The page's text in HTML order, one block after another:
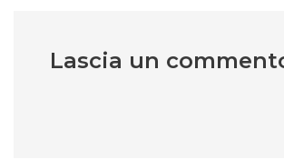
Lascia un